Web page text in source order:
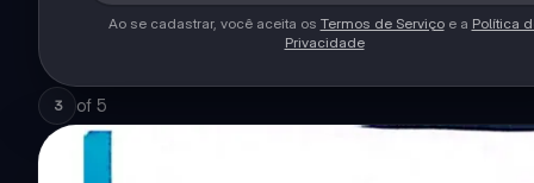
Ao se cadastrar, você aceita os Termos de Serviçoe a Política
Privacidade
3 of 5